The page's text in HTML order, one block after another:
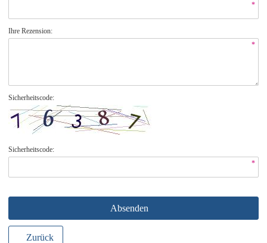
*
Ihre Rezension:
*
Sicherheitscode:
Sicherheitscode:
*
Absenden
Zurück